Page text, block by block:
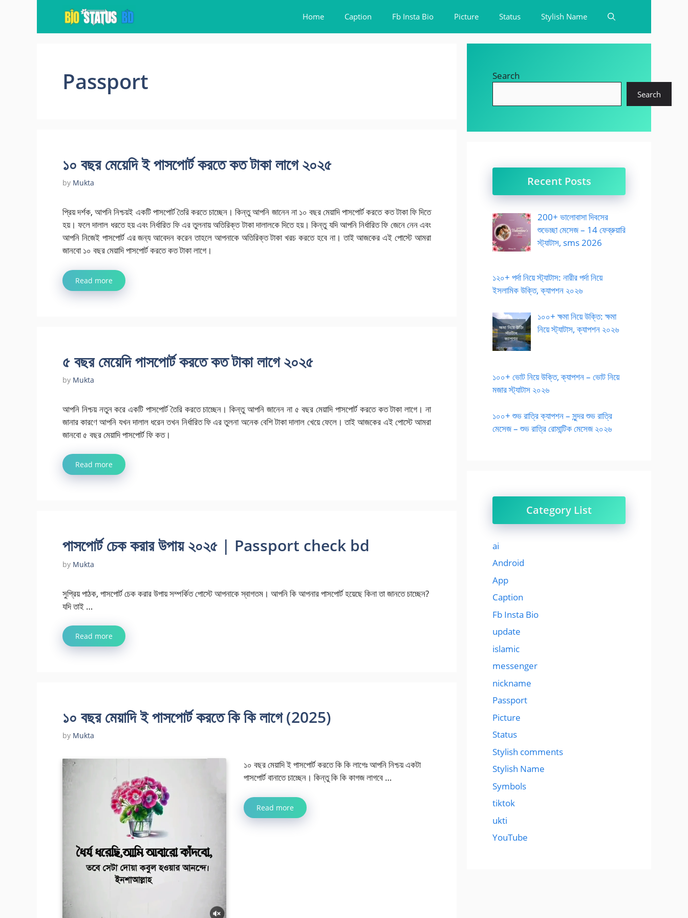
Home Caption Fb Insta Bio Picture Status Stylish Name
Passport
১০ বছর মেয়েদি ই পাসপোর্ট করতে কত টাকা লাগে ২০২৫
by Mukta
প্রিয় দর্শক, আপনি নিশ্চয়ই একটি পাসপোর্ট তৈরি করতে চাচ্ছেন। কিন্তু আপনি জানেন না ১০ বছর মেয়াদি পাসপোর্ট করতে কত টাকা ফি দিতে
হয়। ফলে দালাল ধরতে হয় এবং নির্ধারিত ফি এর তুলনায় অতিরিক্ত টাকা দালালকে দিতে হয়। কিন্তু যদি আপনি নির্ধারিত ফি জেনে নেন এবং
আপনি নিজেই পাসপোর্ট এর জন্য আবেদন করেন তাহলে আপনাকে অতিরিক্ত টাকা খরচ করতে হবে না। তাই আজকের এই পোস্টে আমরা
জানবো ১০ বছর মেয়াদি পাসপোর্ট করতে কত টাকা লাগে।
Read more
৫ বছর মেয়েদি পাসপোর্ট করতে কত টাকা লাগে ২০২৫
by Mukta
আপনি নিশ্চয় নতুন করে একটি পাসপোর্ট তৈরি করতে চাচ্ছেন। কিন্তু আপনি জানেন না ৫ বছর মেয়াদি পাসপোর্ট করতে কত টাকা লাগে। না
জানার কারণে আপনি যখন দালাল ধরেন তখন নির্ধারিত ফি এর তুলনা অনেক বেশি টাকা দালাল খেয়ে ফেলে। তাই আজকের এই পোস্টে আমরা
জানবো ৫ বছর মেয়াদি পাসপোর্ট ফি কত।
Read more
পাসপোর্ট চেক করার উপায় ২০২৫ | Passport check bd
by Mukta
সুপ্রিয় পাঠক, পাসপোর্ট চেক করার উপায় সম্পর্কিত পোস্টে আপনাকে স্বাগতম। আপনি কি আপনার পাসপোর্ট হয়েছে কিনা তা জানতে চাচ্ছেন?
যদি তাই …
Read more
১০ বছর মেয়াদি ই পাসপোর্ট করতে কি কি লাগে (2025)
by Mukta
১০ বছর মেয়াদি ই পাসপোর্ট করতে কি কি লাগেঃ আপনি নিশ্চয় একটা
পাসপোর্ট বানাতে চাচ্ছেন। কিন্তু কি কি কাগজ লাগবে …
Read more
Search
Search
Recent Posts
200+ ভালোবাসা দিবসের
শুভেচ্ছা মেসেজ – 14 ফেব্রুয়ারি
স্ট্যাটাস, sms 2026
১২০+ পর্দা নিয়ে স্ট্যাটাস: নারীর পর্দা নিয়ে
ইসলামিক উক্তি, ক্যাপশন ২০২৬
১০০+ ক্ষমা নিয়ে উক্তি: ক্ষমা
নিয়ে স্ট্যাটাস, ক্যাপশন ২০২৬
১০০+ ভোট নিয়ে উক্তি, ক্যাপশন – ভোট নিয়ে
মজার স্ট্যাটাস ২০২৬
১০০+ শুভ রাত্রি ক্যাপশন – সুন্দর শুভ রাত্রি
মেসেজ – শুভ রাত্রি রোমান্টিক মেসেজ ২০২৬
Category List
ai
Android
App
Caption
Fb Insta Bio
update
islamic
messenger
nickname
Passport
Picture
Status
Stylish comments
Stylish Name
Symbols
tiktok
ukti
YouTube